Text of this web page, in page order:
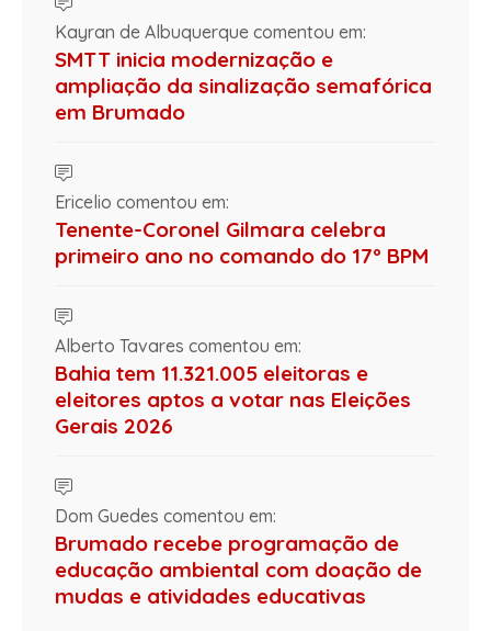
Kayran de Albuquerque comentou em:
SMTT inicia modernização e
ampliação da sinalização semafórica
em Brumado
Ericelio comentou em:
Tenente-Coronel Gilmara celebra
primeiro ano no comando do 17º BPM
Alberto Tavares comentou em:
Bahia tem 11.321.005 eleitoras e
eleitores aptos a votar nas Eleições
Gerais 2026
Dom Guedes comentou em:
Brumado recebe programação de
educação ambiental com doação de
mudas e atividades educativas